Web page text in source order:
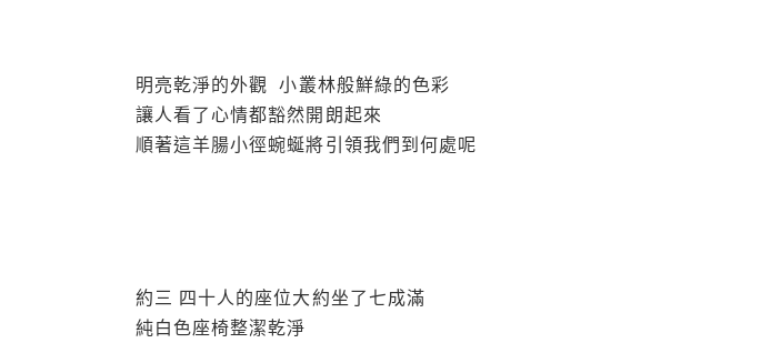
明亮乾淨的外觀 小叢林般鮮綠的色彩
讓人看了心情都豁然開朗起來
順著這羊腸小徑蜿蜒將引領我們到何處呢
約三 四十人的座位大約坐了七成滿
純白色座椅整潔乾淨